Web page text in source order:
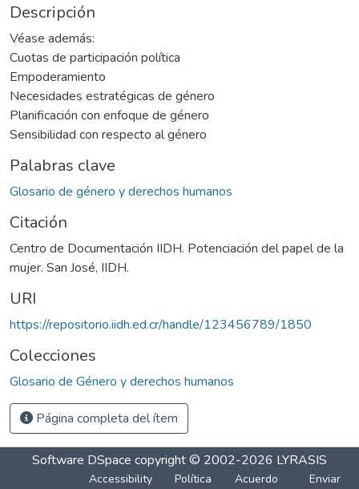
Descripción
Véase además:
Cuotas de participación política
Empoderamiento
Necesidades estratégicas de género
Planificación con enfoque de género
Sensibilidad con respecto al género
Palabras clave
Glosario de género y derechos humanos
Citación
Centro de Documentación IIDH. Potenciación del papel de la
mujer. San José, IIDH.
URI
https://repositorio.iidh.ed.cr/handle/123456789/1850
Colecciones
Glosario de Género y derechos humanos
Página completa del ítem
Software DSpace copyright © 2002-2026 LYRASIS
Accessibility
Política
Acuerdo
Enviar